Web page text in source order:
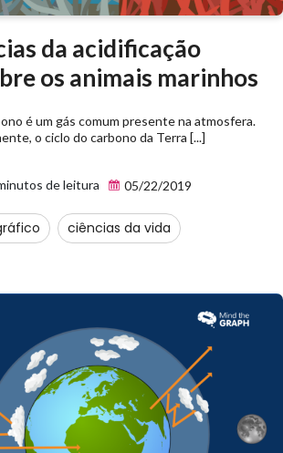
da acidificação
os animais marinhos
é um gás comum presente na atmosfera.
o ciclo do carbono da Terra [...]
de leitura 05/22/2019
ciências da vida